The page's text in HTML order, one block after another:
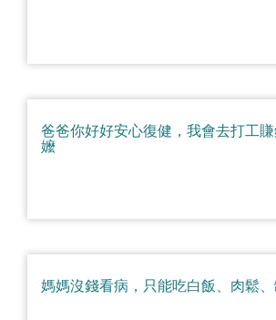
爸爸你好好安心復健，我會去打工
嬤
媽媽沒錢看病，只能吃白飯、肉鬆